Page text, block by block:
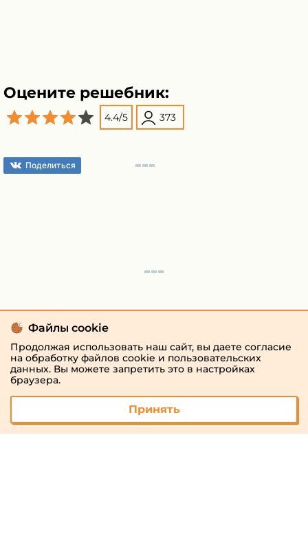
Оцените решебник:
4.4/5 373
Поделиться
Файлы cookie
Продолжая использовать наш сайт, вы даете согласие
на обработку файлов cookie и пользовательских
данных. Вы можете запретить это в настройках
браузера.
Принять